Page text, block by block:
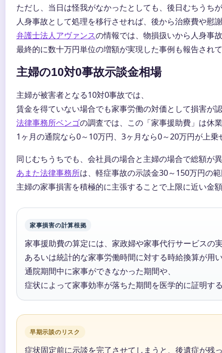
ただし、当日は怪我がなかったとしても、後日むちうち
人身事故として処理を移行させれば、後から治療費や慰
弁護士法人アヴァンスの情報では、物損扱いから人身事
最終的に数十万円単位の増額が実現した事例も報告され
主婦の10対0事故示談金相場
主婦が被害者となる10対0事故では、
賃金を得ていない場合でも家事労働の対価として損害が
法律事務所ベンゴの調査では、この「家事援助費」は休
1ヶ月の通院なら0～10万円、3ヶ月なら0～20万円が上
同じむちうちでも、会社員の場合と主婦の場合で総額が
あまた法律事務所は、軽症事故の示談金30～150万円の
主婦の家事損害を積極的に主張することで上限に近い金
家事損害の計算根拠
家事援助費の算定には、家政婦や家事代行サービスの
あるいは統計的な家事労働時間に対する時給換算が用
通院期間中に家事ができなかった期間や、
症状によって家事効率が落ちた期間を医学的に証明す
早期示談のリスク
症状固定前に示談を完了させてしまうと、後遺症が残